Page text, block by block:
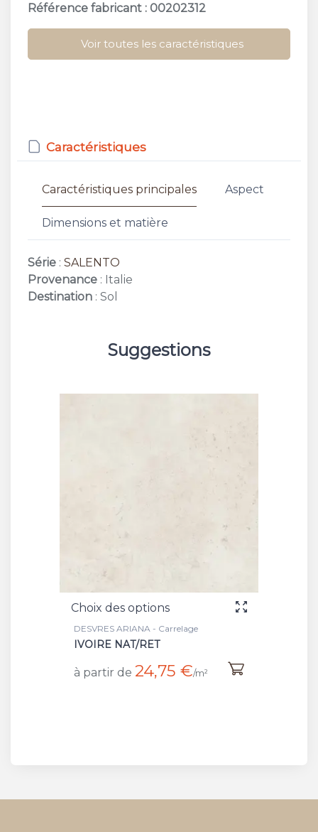
Référence fabricant : 00202312
Voir toutes les caractéristiques
Caractéristiques
Caractéristiques principales Aspect
Dimensions et matière
Série : SALENTO
Provenance : Italie
Destination : Sol
Suggestions
Choix des options
DESVRES ARIANA - Carrelage
IVOIRE NAT/RET
à partir de 24,75 €/m²